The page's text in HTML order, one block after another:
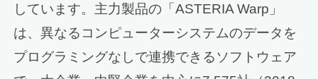
しています。主力製品の「ASTERIA Warp」
は、異なるコンピューターシステムのデータを
プログラミングなしで連携できるソフトウェア